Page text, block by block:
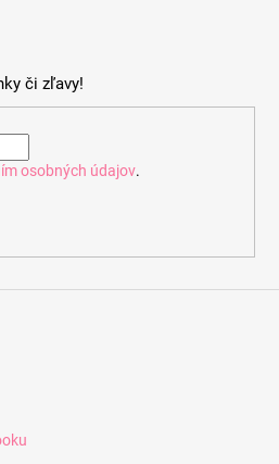
či zľavy!
osobných údajov.